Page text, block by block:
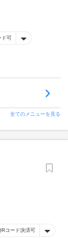
ド可
全てのメニューを見る
コード決済可